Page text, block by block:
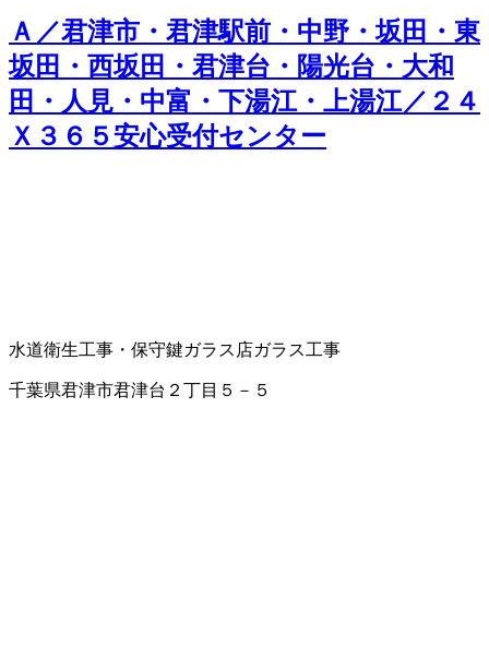
Ａ／君津市・君津駅前・中野・坂田・東
坂田・西坂田・君津台・陽光台・大和
田・人見・中富・下湯江・上湯江／２４
Ｘ３６５安心受付センター
水道衛生工事・保守鍵ガラス店ガラス工事
千葉県君津市君津台２丁目５－５